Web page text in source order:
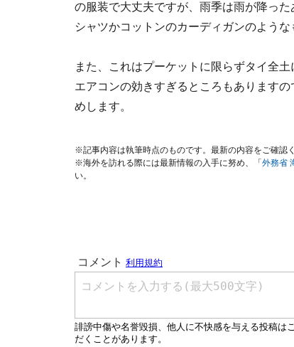
の服装で大丈夫ですが、雨季は雨が降っ
シャツかコットンのカーディガンのような
また、これはプーケットに限らずタイ全
エアコンの効きすぎるところもあります
めします。
※記事内容は執筆時点のものです。最新の内容をご確認く
※海外を訪れる際には最新情報の入手に努め、「 外務省
い。